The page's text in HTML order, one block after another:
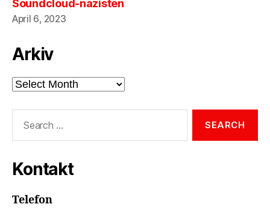
Soundcloud-nazisten
April 6, 2023
Arkiv
Arkiv
Kontakt
Telefon